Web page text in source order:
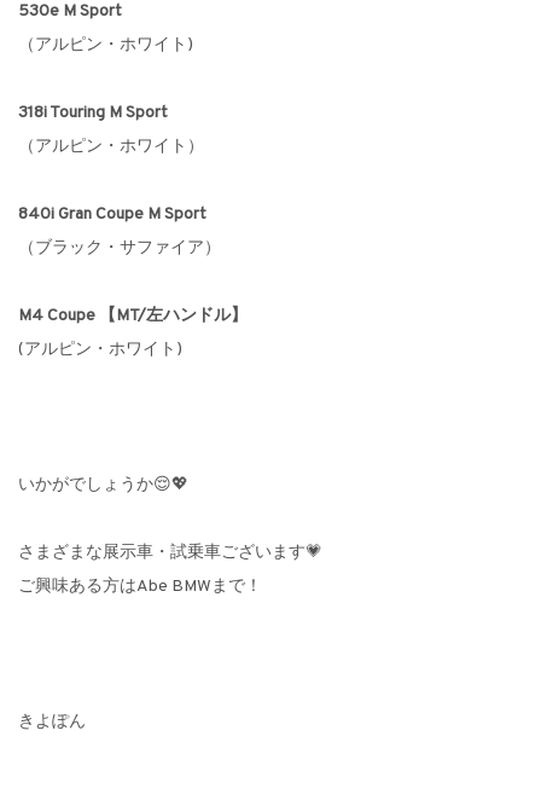
530e M Sport
（アルピン・ホワイト)
318i Touring M Sport
（アルピン・ホワイト）
840i Gran Coupe M Sport
（ブラック・サファイア）
M4 Coupe 【MT/左ハンドル】
(アルピン・ホワイト)
いかがでしょうか😌💖
さまざまな展示車・試乗車ございます💗
ご興味ある方はAbe BMWまで！
きよぽん